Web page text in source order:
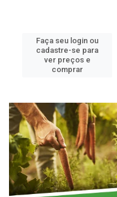
Faça seu login ou
cadastre-se para
ver preços e
comprar